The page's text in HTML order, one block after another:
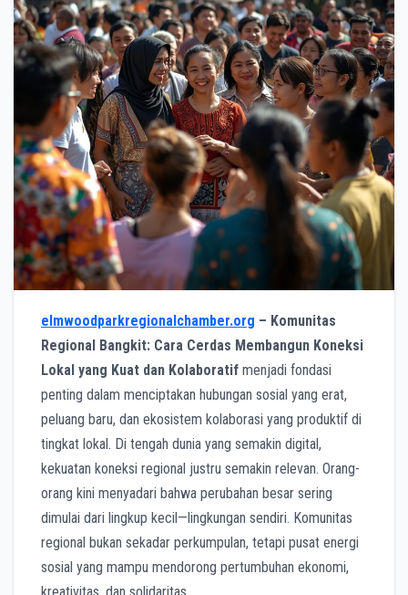
elmwoodparkregionalchamber.org – Komunitas
Regional Bangkit: Cara Cerdas Membangun Koneksi
Lokal yang Kuat dan Kolaboratif menjadi fondasi
penting dalam menciptakan hubungan sosial yang erat,
peluang baru, dan ekosistem kolaborasi yang produktif di
tingkat lokal. Di tengah dunia yang semakin digital,
kekuatan koneksi regional justru semakin relevan. Orang-
orang kini menyadari bahwa perubahan besar sering
dimulai dari lingkup kecil—lingkungan sendiri. Komunitas
regional bukan sekadar perkumpulan, tetapi pusat energi
sosial yang mampu mendorong pertumbuhan ekonomi,